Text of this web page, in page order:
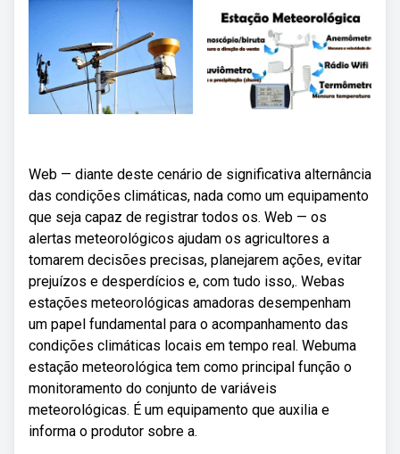
Web — diante deste cenário de significativa alternância
das condições climáticas, nada como um equipamento
que seja capaz de registrar todos os. Web — os
alertas meteorológicos ajudam os agricultores a
tomarem decisões precisas, planejarem ações, evitar
prejuízos e desperdícios e, com tudo isso,. Webas
estações meteorológicas amadoras desempenham
um papel fundamental para o acompanhamento das
condições climáticas locais em tempo real. Webuma
estação meteorológica tem como principal função o
monitoramento do conjunto de variáveis
meteorológicas. É um equipamento que auxilia e
informa o produtor sobre a.